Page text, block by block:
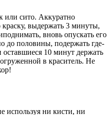
или сито. Аккуратно
выдержать 3 минуты,
вновь опускать его
до половины, подержать где-
10 минут держать
в краситель. Не
используя ни кисти, ни